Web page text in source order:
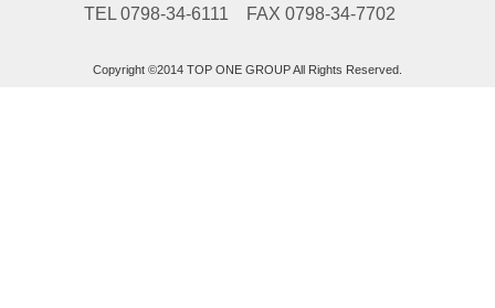
TEL 0798-34-6111 FAX 0798-34-7702
Copyright ©2014 TOP ONE GROUP All Rights Reserved.